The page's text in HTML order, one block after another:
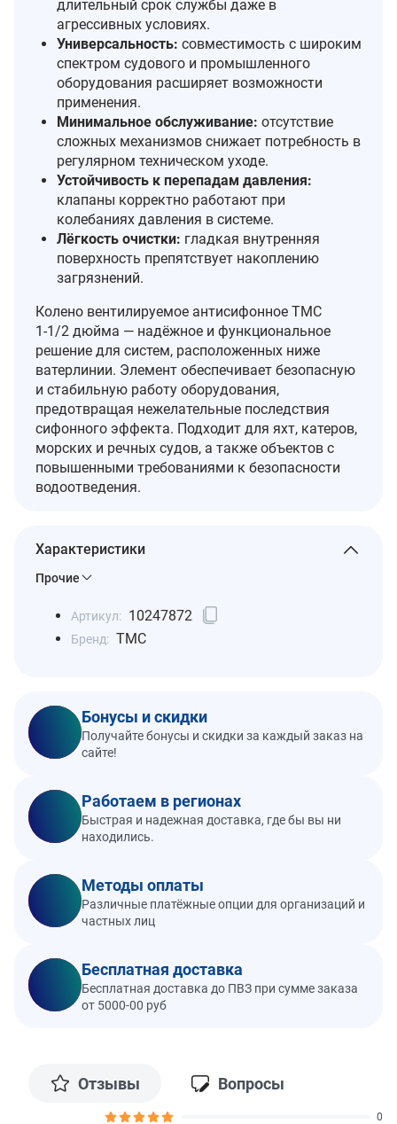
длительный срок службы даже в
агрессивных условиях.
Универсальность: совместимость с широким
спектром судового и промышленного
оборудования расширяет возможности
применения.
Минимальное обслуживание: отсутствие
сложных механизмов снижает потребность в
регулярном техническом уходе.
Устойчивость к перепадам давления:
клапаны корректно работают при
колебаниях давления в системе.
Лёгкость очистки: гладкая внутренняя
поверхность препятствует накоплению
загрязнений.
Колено вентилируемое антисифонное TMC
1‑1/2 дюйма — надёжное и функциональное
решение для систем, расположенных ниже
ватерлинии. Элемент обеспечивает безопасную
и стабильную работу оборудования,
предотвращая нежелательные последствия
сифонного эффекта. Подходит для яхт, катеров,
морских и речных судов, а также объектов с
повышенными требованиями к безопасности
водоотведения.
Характеристики
Прочие
Артикул: 10247872
Бренд: TMC
Бонусы и скидки
Получайте бонусы и скидки за каждый заказ на
сайте!
Работаем в регионах
Быстрая и надежная доставка, где бы вы ни
находились.
Методы оплаты
Различные платёжные опции для организаций и
частных лиц
Бесплатная доставка
Бесплатная доставка до ПВЗ при сумме заказа
от 5000-00 руб
Отзывы Вопросы
0